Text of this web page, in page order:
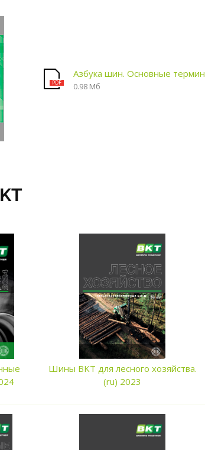
Азбука шин. Основные
0.98 Мб
Шины BKT для лесного хозяйства.
(ru) 2023